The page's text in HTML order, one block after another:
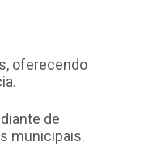
oferecendo
de
municipais.